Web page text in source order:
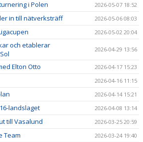
i Polen 2026-05-07 18:52
in till nätverksträff 2026-05-06 08:03
2026-05-02 20:04
och etablerar
2026-04-29 13:56
Elton Otto 2026-04-17 15:23
2026-04-16 11:15
2026-04-14 15:21
landslaget 2026-04-08 13:14
till Vasalund 2026-03-25 20:59
Team 2026-03-24 19:40